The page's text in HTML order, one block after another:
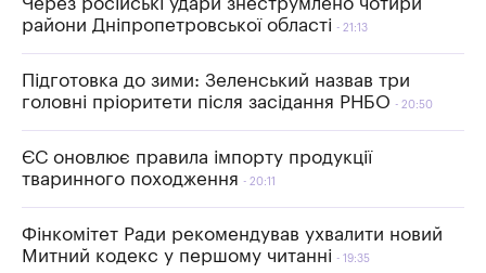
Через російські удари знеструмлено чотири
райони Дніпропетровської області
21:13
Підготовка до зими: Зеленський назвав три
головні пріоритети після засідання РНБО
20:50
ЄС оновлює правила імпорту продукції
тваринного походження
20:11
Фінкомітет Ради рекомендував ухвалити новий
Митний кодекс у першому читанні
19:35